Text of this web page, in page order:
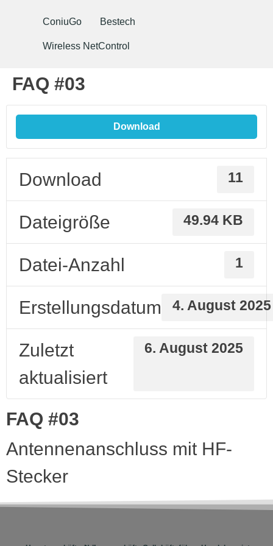
ConiuGo Bestech
Wireless NetControl
FAQ #03
Download
Download 11
Dateigröße 49.94 KB
Datei-Anzahl 1
Erstellungsdatum 4. August 2025
Zuletzt
aktualisiert
6. August 2025
FAQ #03
Antennenanschluss mit HF-
Stecker